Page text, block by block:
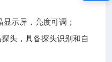
示屏，亮度可调；
头，具备探头识别和自